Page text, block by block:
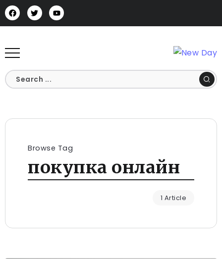
Browse Tag
покупка онлайн
1 Article